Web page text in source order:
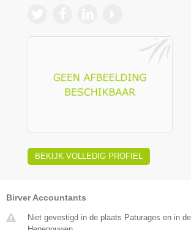
BEKIJK VOLLEDIG PROFIEL
Birver Accountants
Niet gevestigd in de plaats Paturages en in